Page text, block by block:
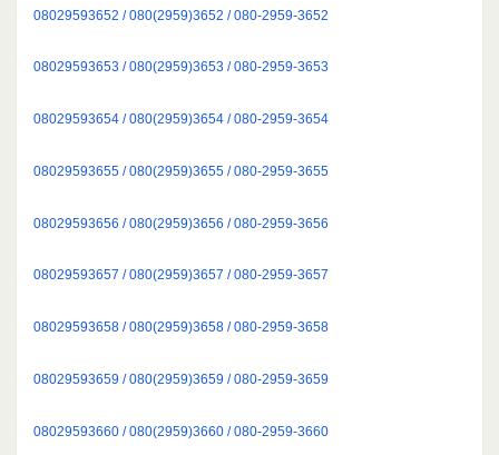
08029593652 / 080(2959)3652 / 080-2959-3652
08029593653 / 080(2959)3653 / 080-2959-3653
08029593654 / 080(2959)3654 / 080-2959-3654
08029593655 / 080(2959)3655 / 080-2959-3655
08029593656 / 080(2959)3656 / 080-2959-3656
08029593657 / 080(2959)3657 / 080-2959-3657
08029593658 / 080(2959)3658 / 080-2959-3658
08029593659 / 080(2959)3659 / 080-2959-3659
08029593660 / 080(2959)3660 / 080-2959-3660